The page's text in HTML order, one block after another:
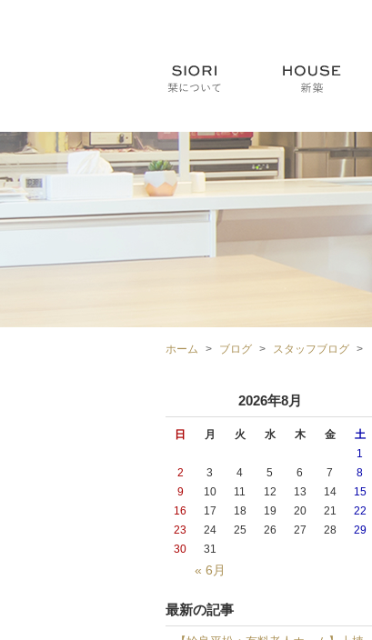
ホーム ブログ スタッフブログ
2026年8月
日 月 火 水 木 金 土
« 6月
1
2
3 4 5 6 7
8
9
10 11 12 13 14
15
16
17 18 19 20 21
22
23
24 25 26 27 28
29
30
31
最新の記事